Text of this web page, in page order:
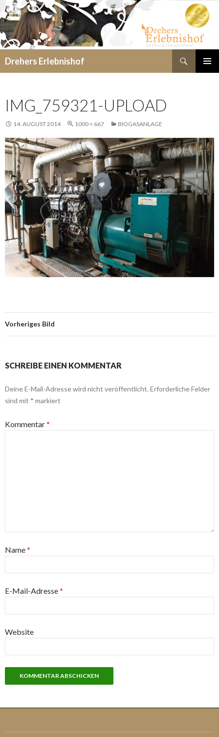
Drehers Erlebnishof
IMG_759321-UPLOAD
14. AUGUST 2014 1000 × 667 BIOGASANLAGE
Vorheriges Bild
SCHREIBE EINEN KOMMENTAR
Deine E-Mail-Adresse wird nicht veröffentlicht.Erforderliche Felder
sind mit * markiert
Kommentar*
Name*
E-Mail-Adresse*
Website